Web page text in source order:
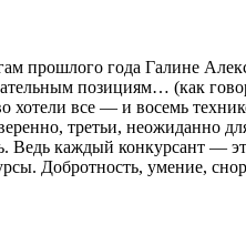
прошлого года Галине
позициям… (как
все — и восемь
третьи, неожиданно
Ведь каждый конкурсант —
Добротность, умение,